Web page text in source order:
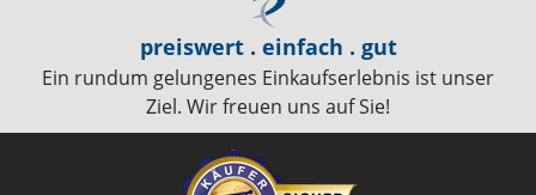
preiswert . einfach . gut
Ein rundum gelungenes Einkaufserlebnis ist unser
Ziel. Wir freuen uns auf Sie!